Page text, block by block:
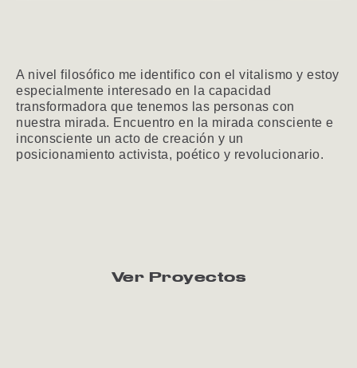
A nivel filosófico me identifico con el vitalismo y estoy
especialmente interesado en la capacidad
transformadora que tenemos las personas con
nuestra mirada. Encuentro en la mirada consciente e
inconsciente un acto de creación y un
posicionamiento activista, poético y revolucionario.
Ver Proyectos